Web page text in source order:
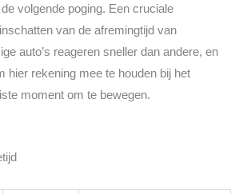
volgende poging. Een cruciale
van de afremingtijd van
auto’s reageren sneller dan andere, en
hier rekening mee te houden bij het
moment om te bewegen.